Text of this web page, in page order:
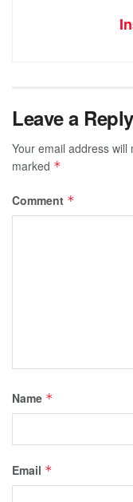
Leave a Reply
Your email address will
marked *
Comment *
Name *
Email *